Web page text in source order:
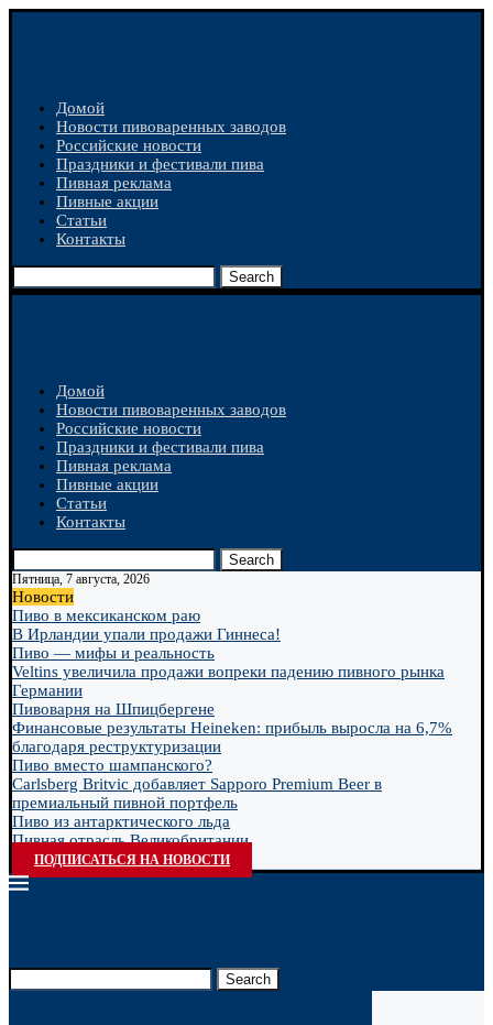
Домой
Новости пивоваренных заводов
Российские новости
Праздники и фестивали пива
Пивная реклама
Пивные акции
Статьи
Контакты
Search
Домой
Новости пивоваренных заводов
Российские новости
Праздники и фестивали пива
Пивная реклама
Пивные акции
Статьи
Контакты
Search
Пятница, 7 августа, 2026
Новости
Пиво в мексиканском раю
В Ирландии упали продажи Гиннеса!
Пиво — мифы и реальность
Veltins увеличила продажи вопреки падению пивного рынка
Германии
Пивоварня на Шпицбергене
Финансовые результаты Heineken: прибыль выросла на 6,7%
благодаря реструктуризации
Пиво вместо шампанского?
Carlsberg Britvic добавляет Sapporo Premium Beer в
премиальный пивной портфель
Пиво из антарктического льда
Пивная отрасль Великобритании
ПОДПИСАТЬСЯ НА НОВОСТИ
Search